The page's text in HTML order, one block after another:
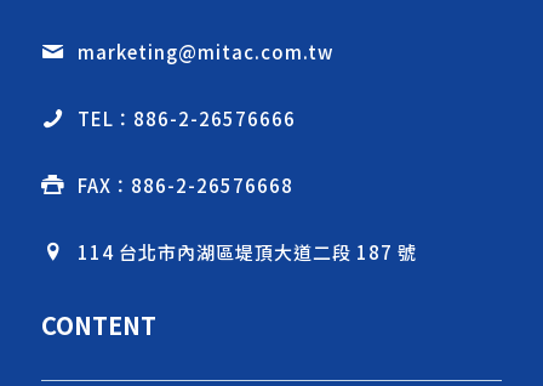
marketing@mitac.com.tw
TEL：886-2-26576666
FAX：886-2-26576668
114 台北市內湖區堤頂大道二段 187 號
CONTENT